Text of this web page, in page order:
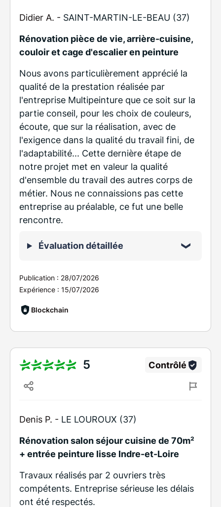
Didier A. - SAINT-MARTIN-LE-BEAU (37)
Rénovation pièce de vie, arrière-cuisine,
couloir et cage d'escalier en peinture
Nous avons particulièrement apprécié la
qualité de la prestation réalisée par
l'entreprise Multipeinture que ce soit sur la
partie conseil, pour les choix de couleurs,
écoute, que sur la réalisation, avec de
l'exigence dans la qualité du travail fini, de
l'adaptabilité... Cette dernière étape de
notre projet met en valeur la qualité
d'ensemble du travail des autres corps de
métier. Nous ne connaissions pas cette
entreprise au préalable, ce fut une belle
rencontre.
Évaluation détaillée
Publication : 28/07/2026
Expérience : 15/07/2026
Blockchain
5 Contrôlé
Denis P. - LE LOUROUX (37)
Rénovation salon séjour cuisine de 70m²
+ entrée peinture lisse Indre-et-Loire
Travaux réalisés par 2 ouvriers très
compétents. Entreprise sérieuse les délais
ont été respectés.